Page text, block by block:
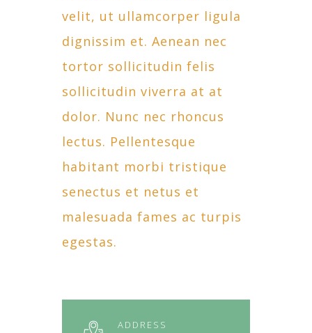
velit, ut ullamcorper ligula
dignissim et. Aenean nec
tortor sollicitudin felis
sollicitudin viverra at at
dolor. Nunc nec rhoncus
lectus. Pellentesque
habitant morbi tristique
senectus et netus et
malesuada fames ac turpis
egestas.
ADDRESS